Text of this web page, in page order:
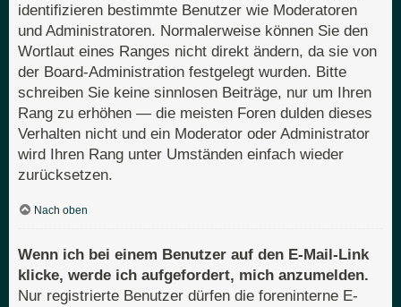
identifizieren bestimmte Benutzer wie Moderatoren
und Administratoren. Normalerweise können Sie den
Wortlaut eines Ranges nicht direkt ändern, da sie von
der Board-Administration festgelegt wurden. Bitte
schreiben Sie keine sinnlosen Beiträge, nur um Ihren
Rang zu erhöhen — die meisten Foren dulden dieses
Verhalten nicht und ein Moderator oder Administrator
wird Ihren Rang unter Umständen einfach wieder
zurücksetzen.
Nach oben
Wenn ich bei einem Benutzer auf den E-Mail-Link
klicke, werde ich aufgefordert, mich anzumelden.
Nur registrierte Benutzer dürfen die foreninterne E-